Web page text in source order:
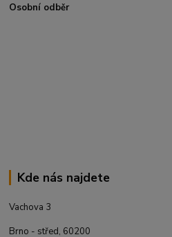
Osobní odběr
Kde nás najdete
Vachova 3
Brno - střed, 60200